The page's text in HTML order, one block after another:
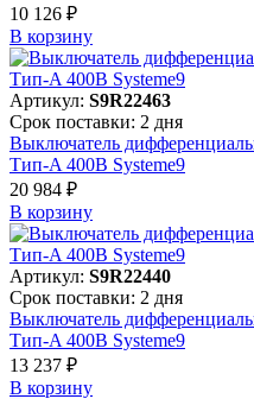
10 126 ₽
В корзинy
Артикул: S9R22463
Срок поставки: 2 дня
Выключатель
Тип-A 400В Systeme9
20 984 ₽
В корзинy
Артикул: S9R22440
Срок поставки: 2 дня
Выключатель
Тип-A 400В Systeme9
13 237 ₽
В корзинy